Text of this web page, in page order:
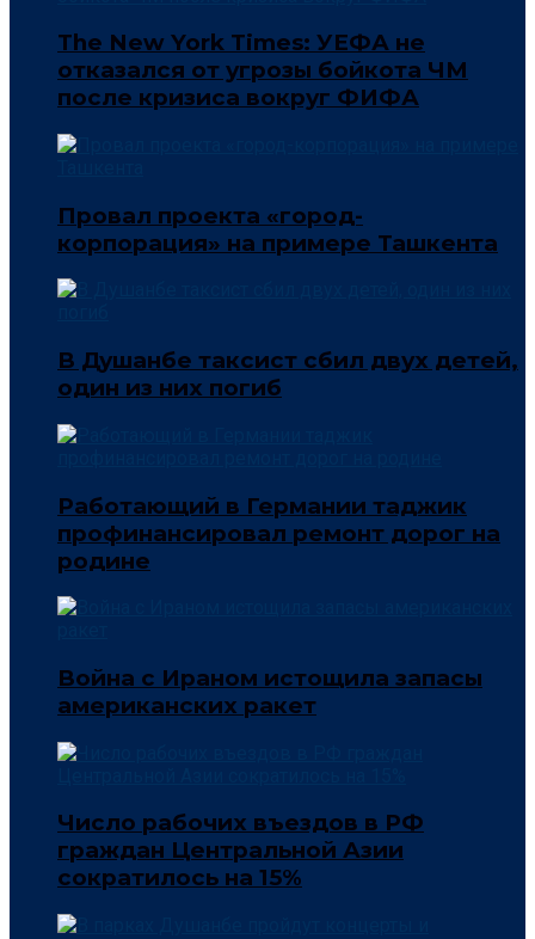
The New York Times: УЕФА не
отказался от угрозы бойкота ЧМ
после кризиса вокруг ФИФА
Провал проекта «город-
корпорация» на примере Ташкента
В Душанбе таксист сбил двух детей,
один из них погиб
Работающий в Германии таджик
профинансировал ремонт дорог на
родине
Война с Ираном истощила запасы
американских ракет
Число рабочих въездов в РФ
граждан Центральной Азии
сократилось на 15%